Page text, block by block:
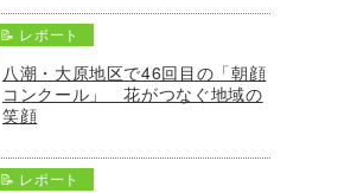
📝 レポート
八潮・大原地区で46回目の「朝顔
コンクール」 花がつなぐ地域の
笑顔
📝 レポート